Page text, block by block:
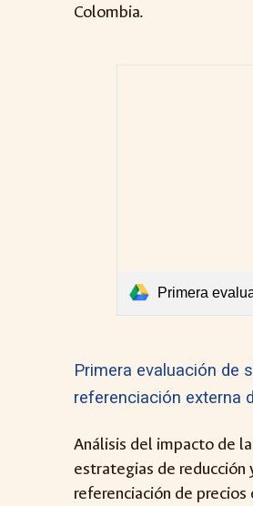
Colombia.
Primera evaluación de sistema de referenciación externa de
Primera evaluación de
referenciación externa
Análisis del impacto de
estrategias de reducción
referenciación de precios